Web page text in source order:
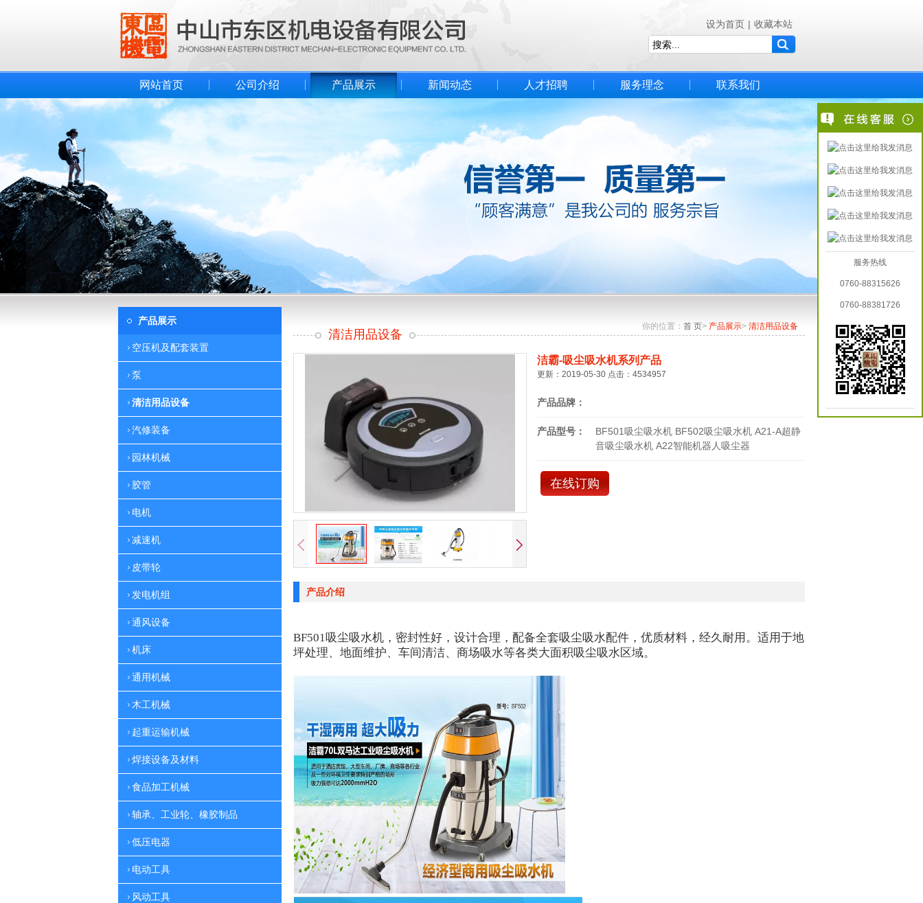
设为首页 | 收藏本站
网站首页 公司介绍 产品展示 新闻动态 人才招聘 服务理念 联系我们
产品展示
空压机及配套装置
泵
清洁用品设备
汽修装备
园林机械
胶管
电机
减速机
皮带轮
发电机组
通风设备
机床
通用机械
木工机械
起重运输机械
焊接设备及材料
食品加工机械
轴承、工业轮、橡胶制品
低压电器
电动工具
风动工具
你的位置： 首 页> 产品展示> 清洁用品设备
清洁用品设备
洁霸-吸尘吸水机系列产品
更新：2019-05-30 点击：4534957
产品品牌：
产品型号：
BF501吸尘吸水机 BF502吸尘吸水机 A21-A超静
音吸尘吸水机 A22智能机器人吸尘器
在线订购
产品介绍
BF501吸尘吸水机，密封性好，设计合理，配备全套吸尘吸水配件，优质材料，经久耐用。适用于地
坪处理、地面维护、车间清洁、商场吸水等各类大面积吸尘吸水区域。
服务热线
0760-88315626
0760-88381726